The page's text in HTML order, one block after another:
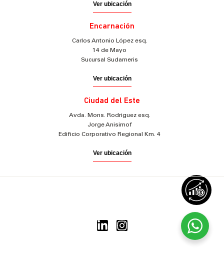
Ver ubicación
Encarnación
Carlos Antonio López esq.
14 de Mayo
Sucursal Sudameris
Ver ubicación
Ciudad del Este
Avda. Mons. Rodriguez esq.
Jorge Anisimof
Edificio Corporativo Regional Km. 4
Ver ubicación